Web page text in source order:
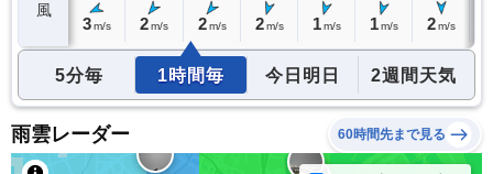
風
3 m/s 2m/s 2 m/s 2 m/s 1 m/s 1 m/s 2 m/s
5分毎 1時間毎 今日明日 2週間天気
雨雲レーダー 60時間先まで見る